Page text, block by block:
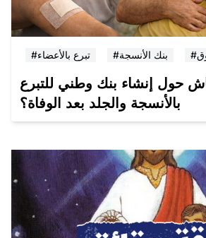
#تبرع بالأعضاء #بنك الأنسجة
حول إنشاء بنك وطني للتبرع
بالأنسجة والجلد بعد الوفاة؟